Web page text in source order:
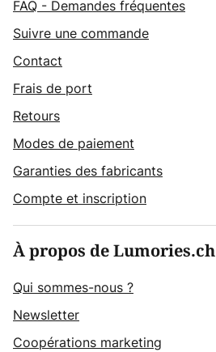
FAQ - Demandes fréquentes
Suivre une commande
Contact
Frais de port
Retours
Modes de paiement
Garanties des fabricants
Compte et inscription
À propos de Lumories.ch
Qui sommes-nous ?
Newsletter
Coopérations marketing